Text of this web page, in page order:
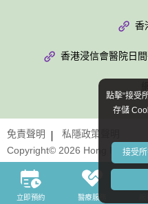
香
香港浸信會醫院日
Copyright© 2026 Hong Kong
免責聲明 私隱政策聲明
立即預約 醫療服務
點擊“接受
存儲
接受